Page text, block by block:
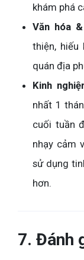
khám phá
Văn hóa
thiện, hiếu
quán địa
Kinh
nhất 1
cuối tuần
nhạy cảm
sử dụng
hơn.
7. Đánh